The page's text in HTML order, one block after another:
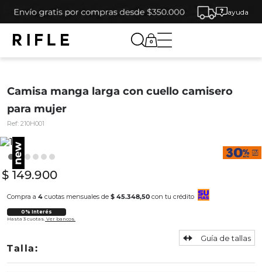
ayuda
0
Camisa manga larga con cuello camisero
para mujer
Ref: 210H001
$ 149.900
Compra a 4 cuotas mensuales de $ 45.348,50 con tu crédito
0% Interés
Hasta 3 cuotas. Ver bancos.
Guía de tallas